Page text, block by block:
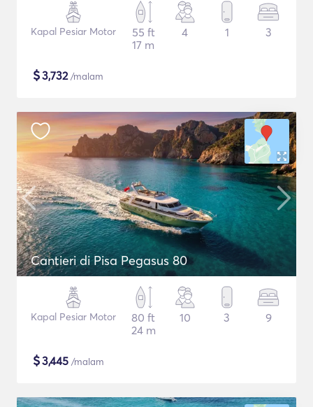
Kapal Pesiar Motor
55 ft
17 m
4 1 3
$3,732/malam
Cantieri di Pisa Pegasus 80
Kapal Pesiar Motor
80 ft
24 m
10 3 9
$3,445 /malam